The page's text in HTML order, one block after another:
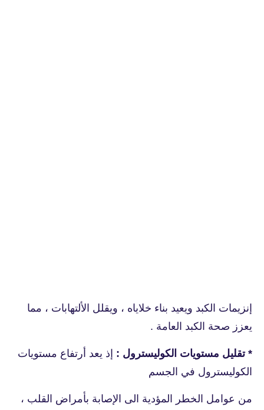
إنزيمات الكبد ويعيد بناء خلاياه ، ويقلل الألتهابات ، مما
يعزز صحة الكبد العامة .
* تقليل مستويات الكوليسترول : إذ يعد أرتفاع مستويات
الكوليسترول في الجسم
من عوامل الخطر المؤدية الى الإصابة بأمراض القلب ،